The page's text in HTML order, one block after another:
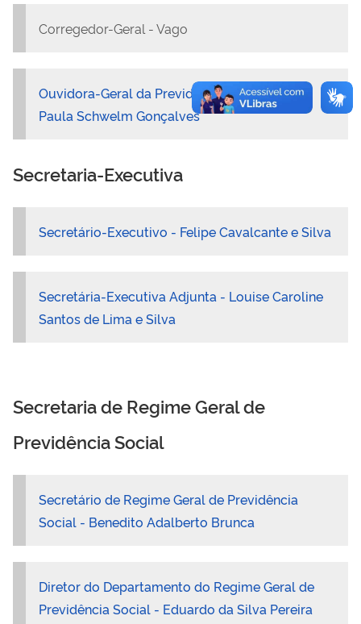
Corregedor-Geral - Vago
Ouvidora-Geral da Previdência Social - Ana
Paula Schwelm Gonçalves
Secretaria-Executiva
Secretário-Executivo - Felipe Cavalcante e Silva
Secretária-Executiva Adjunta - Louise Caroline
Santos de Lima e Silva
Secretaria de Regime Geral de
Previdência Social
Secretário de Regime Geral de Previdência
Social - Benedito Adalberto Brunca
Diretor do Departamento do Regime Geral de
Previdência Social - Eduardo da Silva Pereira